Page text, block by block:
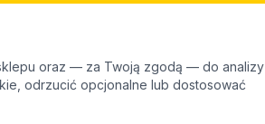
oraz — za Twoją zgodą — do analizy
odrzucić opcjonalne lub dostosować